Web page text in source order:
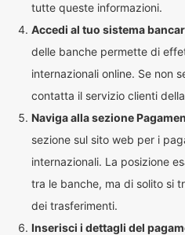
tutte queste informazioni.
Accedi al tuo sistema
delle banche permette di
internazionali online. Se non
contatta il servizio clienti
Naviga alla sezione
sezione sul sito web per i
internazionali. La posizione
tra le banche, ma di solito si
dei trasferimenti.
Inserisci i dettagli del